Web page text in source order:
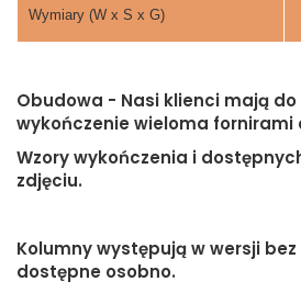
Wymiary (W x S x G)
Obudowa - Nasi klienci mają do
wykończenie wieloma fornirami
Wzory wykończenia i
zdjęciu.
Kolumny występują w wersji
dostępne osobno.